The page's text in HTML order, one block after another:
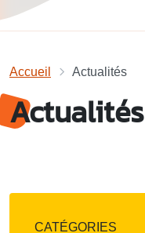
Accueil Actualités
Actualités
CATÉGORIES